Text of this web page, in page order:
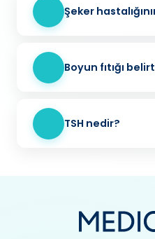
Şeker
Boyun fıtığı
TSH nedir?